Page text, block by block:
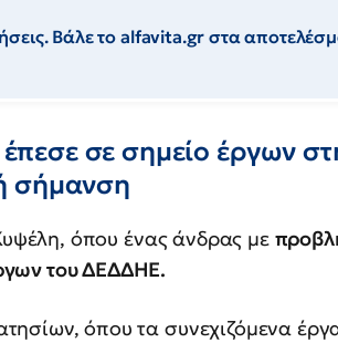
Βάλε το alfavita.gr στα
σε σημείο έργων
σήμανση
όπου ένας άνδρας με
του ΔΕΔΔΗΕ.
όπου τα συνεχιζόμενα